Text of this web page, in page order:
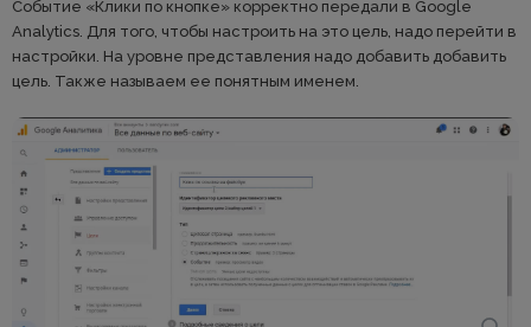
Событие «Клики по кнопке» корректно передали в Google
Analytics. Для того, чтобы настроить на это цель, надо перейти в
настройки. На уровне представления надо добавить добавить
цель. Также называем ее понятным именем.